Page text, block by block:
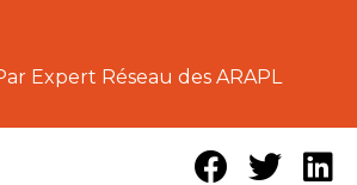
Expert Réseau des ARAPL